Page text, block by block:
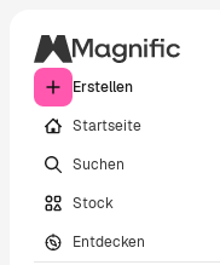
Erstellen
Startseite
Suchen
Stock
Entdecken